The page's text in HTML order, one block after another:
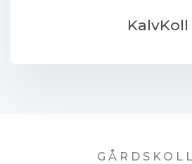
KalvKoll